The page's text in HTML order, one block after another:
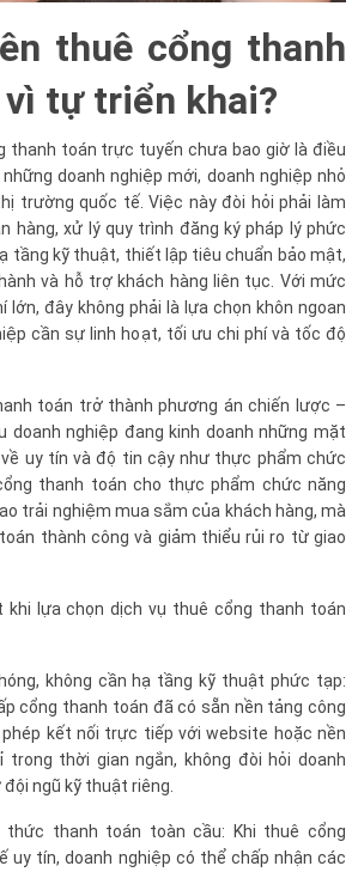
thuê cổng thanh
tự triển khai?
thanh toán trực tuyến chưa bao giờ là điều
doanh nghiệp mới, doanh nghiệp nhỏ
trường quốc tế. Việc này đòi hỏi phải làm
hàng, xử lý quy trình đăng ký pháp lý phức
tầng kỹ thuật, thiết lập tiêu chuẩn bảo mật,
và hỗ trợ khách hàng liên tục. Với mức
lớn, đây không phải là lựa chọn khôn ngoan
cần sự linh hoạt, tối ưu chi phí và tốc độ
toán trở thành phương án chiến lược –
doanh nghiệp đang kinh doanh những mặt
uy tín và độ tin cậy như thực phẩm chức
thanh toán cho thực phẩm chức năng
trải nghiệm mua sắm của khách hàng, mà
thành công và giảm thiểu rủi ro từ giao
khi lựa chọn dịch vụ thuê cổng thanh toán
không cần hạ tầng kỹ thuật phức tạp:
cổng thanh toán đã có sẵn nền tảng công
kết nối trực tiếp với website hoặc nền
trong thời gian ngắn, không đòi hỏi doanh
ngũ kỹ thuật riêng.
thức thanh toán toàn cầu: Khi thuê cổng
uy tín, doanh nghiệp có thể chấp nhận các